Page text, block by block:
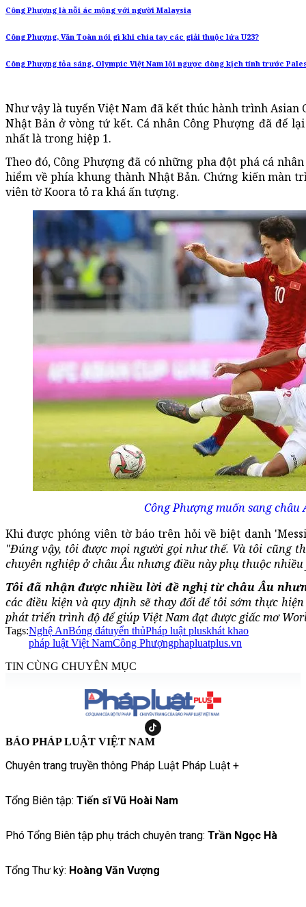
Công Phượng là nỗi ác mộng với người Malaysia
Công Phượng, Văn Toàn nói gì khi chia tay các giải thuộc lứa U23?
Công Phượng tỏa sáng, Olympic Việt Nam lội ngược dòng kịch tính trước
Như vậy là tuyển Việt Nam đã kết thúc hành trình Asian
Nhật Bản ở vòng tứ kết. Cá nhân Công Phượng đã để
nhất là trong hiệp 1.
Theo đó, Công Phượng đã có những pha đột phá cá
hiểm về phía khung thành Nhật Bản. Chứng kiến màn
viên tờ Koora tỏ ra khá ấn tượng.
Công Phượng muốn sang châu
Khi được phóng viên tờ báo trên hỏi về biệt danh
"Đúng vậy, tôi được mọi người gọi như thế. Và tôi cũng
chuyên nghiệp ở châu Âu nhưng điều này phụ thuộc nhiều
Tôi đã nhận được nhiều lời đề nghị từ châu Âu
các điều kiện và quy định sẽ thay đổi để tôi sớm thực
phát triển trình độ để giúp Việt Nam đạt được giấc mơ
Tags:Nghệ AnBóng đátuyển thủPháp luật pluskhát khao
pháp luật Việt NamCông Phượngphapluatplus.vn
TIN CÙNG CHUYÊN MỤC
BÁO PHÁP LUẬT VIỆT NAM
Chuyên trang truyền thông Pháp Luật Pháp Luật +
Tổng Biên tập: Tiến sĩ Vũ Hoài Nam
Phó Tổng Biên tập phụ trách chuyên trang: Trần Ngọc Hà
Tổng Thư ký: Hoàng Văn Vượng